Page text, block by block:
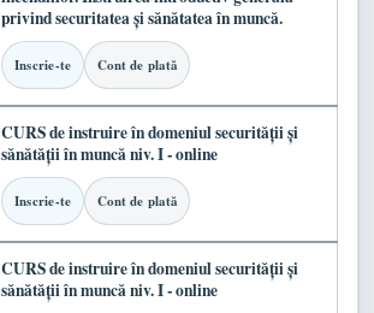
privind securitatea și sănătatea în muncă.
Inscrie-te Cont de plată
CURS de instruire în domeniul securității și
sănătății în muncă niv. I - online
Inscrie-te Cont de plată
CURS de instruire în domeniul securității și
sănătății în muncă niv. I - online